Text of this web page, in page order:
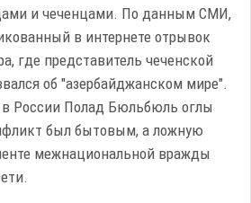
и чеченцами. По данным СМИ,
в интернете отрывок
где представитель чеченской
об "азербайджанском мире".
России Полад Бюльбюль оглы
был бытовым, а ложную
межнациональной вражды